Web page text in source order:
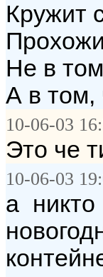
Кружит
Не в
А в том,
10-06-03
Это че
10-06-03
а